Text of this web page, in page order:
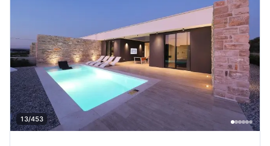
13/453